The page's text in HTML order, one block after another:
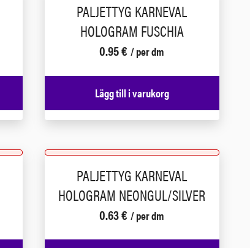
PALJETTYG KARNEVAL
HOLOGRAM FUSCHIA
0.95€ / per dm
Lägg till i varukorg
PALJETTYG KARNEVAL
HOLOGRAM NEONGUL/SILVER
0.63€ / per dm